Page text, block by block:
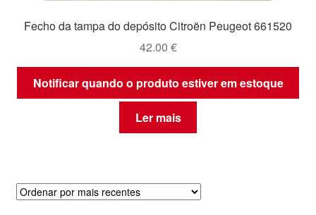
Fecho da tampa do depósito Citroën Peugeot 661520
42.00 €
Notificar quando o produto estiver em estoque
Ler mais